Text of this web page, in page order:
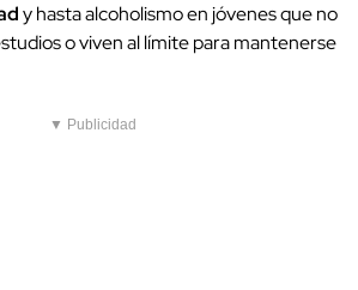
y hasta alcoholismo en jóvenes que no
o viven al límite para mantenerse
▼ Publicidad